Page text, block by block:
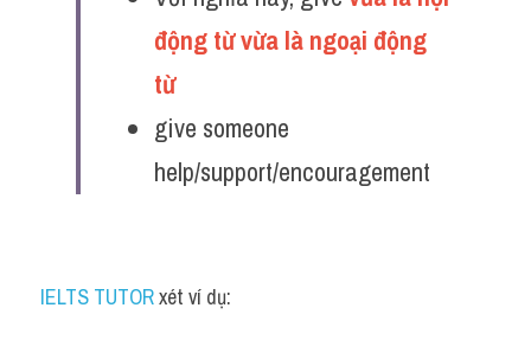
động từ vừa là ngoại động
từ
give someone
help/support/encouragement
IELTS TUTOR xét ví dụ: